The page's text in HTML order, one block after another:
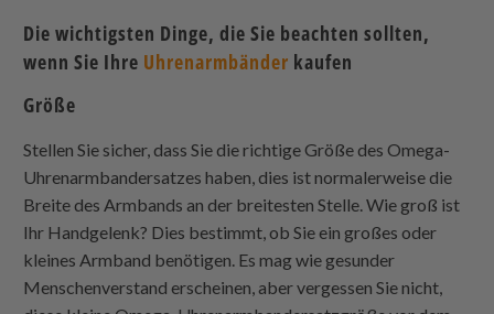
Die wichtigsten Dinge, die Sie beachten sollten,
wenn Sie Ihre Uhrenarmbänder kaufen
Größe
Stellen Sie sicher, dass Sie die richtige Größe des Omega-
Uhrenarmbandersatzes haben, dies ist normalerweise die
Breite des Armbands an der breitesten Stelle. Wie groß ist
Ihr Handgelenk? Dies bestimmt, ob Sie ein großes oder
kleines Armband benötigen. Es mag wie gesunder
Menschenverstand erscheinen, aber vergessen Sie nicht,